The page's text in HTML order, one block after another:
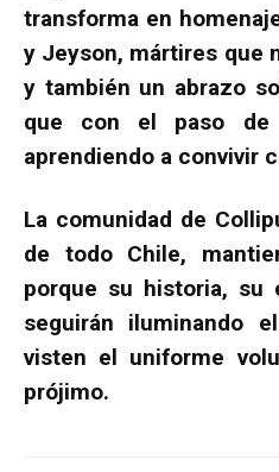
transforma en
y Jeyson, mártires que
y también un abrazo
que con el paso de
aprendiendo a convivir
La comunidad de
de todo Chile,
porque su historia, su
seguirán iluminando
visten el uniforme
prójimo.